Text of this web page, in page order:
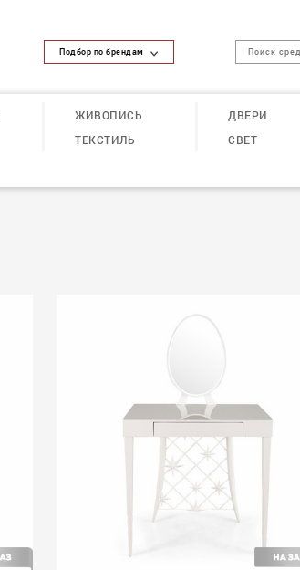
Подбор по брендам
ЖИВОПИСЬ
ТЕКСТИЛЬ
ДВЕРИ
СВЕТ